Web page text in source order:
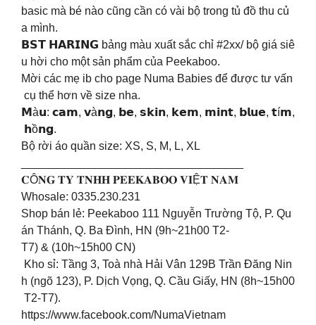
basic mà bé nào cũng cần có vài bộ trong tủ đồ thu củ
a mình.
𝗕𝗦𝗧 𝗛𝗔𝗥𝗜𝗡𝗚 bảng màu xuất sắc chỉ #2xx/ bộ giá siê
u hời cho một sản phẩm của Peekaboo.
Mời các mẹ ib cho page Numa Babies để được tư vấn
cụ thể hơn về size nha.
𝗠à𝘂: 𝗰𝗮𝗺, 𝘃à𝗻𝗴, 𝗯𝗲, 𝘀𝗸𝗶𝗻, 𝗸𝗲𝗺, 𝗺𝗶𝗻𝘁, 𝗯𝗹𝘂𝗲, 𝘁í𝗺,
𝗵ồ𝗻𝗴.
Bộ rời áo quần size: XS, S, M, L, XL
𝐂Ô𝐍𝐆 𝐓𝐘 𝐓𝐍𝐇𝐇 𝐏𝐄𝐄𝐊𝐀𝐁𝐎𝐎 𝐕𝐈Ệ𝐓 𝐍𝐀𝐌
Whosale: 0335.230.231
Shop bán lẻ: Peekaboo 111 Nguyễn Trường Tộ, P. Qu
án Thánh, Q. Ba Đình, HN (9h~21h00 T2-
T7) & (10h~15h00 CN)
Kho sỉ: Tầng 3, Toà nhà Hải Vân 129B Trần Đăng Nin
h (ngõ 123), P. Dịch Vọng, Q. Cầu Giấy, HN (8h~15h00
T2-T7).
https://www.facebook.com/NumaVietnam